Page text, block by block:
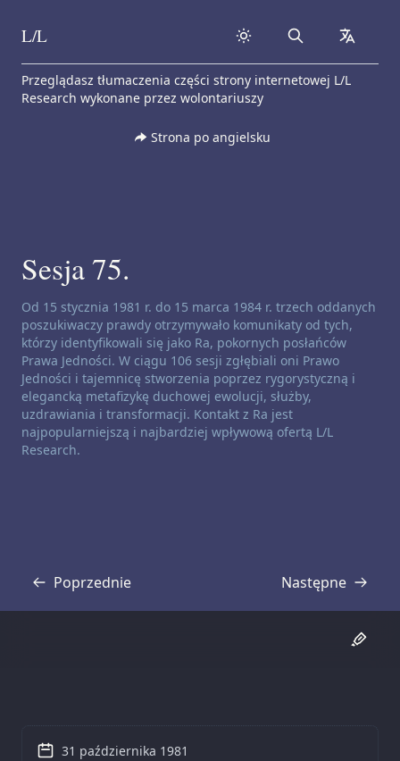
Skip to content
L/L Search
Przeglądasz tłumaczenia części strony internetowej L/L
Research wykonane przez wolontariuszy
Strona po angielsku
Sesja 75.
Zastrzeżenie dotyczące kanałów:
Od 15 stycznia 1981 r. do 15 marca 1984 r. trzech oddanych
poszukiwaczy prawdy otrzymywało komunikaty od tych,
którzy identyfikowali się jako Ra, pokornych posłańców
Prawa Jedności. W ciągu 106 sesji zgłębiali oni Prawo
Jedności i tajemnicę stworzenia poprzez rygorystyczną i
elegancką metafizykę duchowej ewolucji, służby,
uzdrawiania i transformacji. Kontakt z Ra jest
najpopularniejszą i najbardziej wpływową ofertą L/L
Research.
Poprzednie
Transkrypcja Następne
Transkrypcja
31 października 1981